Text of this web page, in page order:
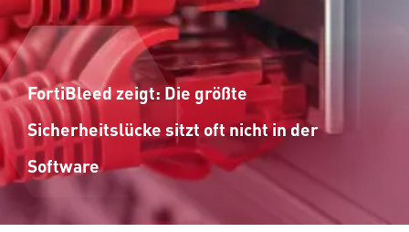
FortiBleed zeigt: Die größte
Sicherheitslücke sitzt oft nicht in der
Software